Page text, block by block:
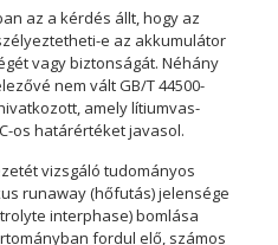
az a kérdés állt, hogy az
e az akkumulátor
vagy biztonságát. Néhány
nem vált GB/T 44500-
amely lítiumvas-
os határértéket javasol.
vizsgáló tudományos
runaway (hőfutás) jelensége
interphase) bomlása
fordul elő, számos